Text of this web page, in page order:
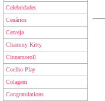
Celebridades
Cenários
Cerveja
Chammy Kitty
Cinnamoroll
Coelho Play
Colagem
Congratulations